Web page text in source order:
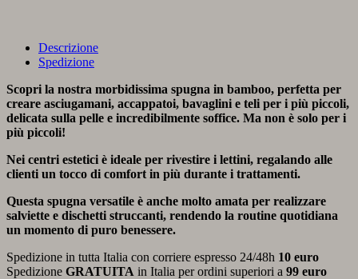
Descrizione
Spedizione
Scopri la nostra morbidissima spugna in bamboo, perfetta per
creare asciugamani, accappatoi, bavaglini e teli per i più piccoli,
delicata sulla pelle e incredibilmente soffice. Ma non è solo per i
più piccoli!
Nei centri estetici è ideale per rivestire i lettini, regalando alle
clienti un tocco di comfort in più durante i trattamenti.
Questa spugna versatile è anche molto amata per realizzare
salviette e dischetti struccanti, rendendo la routine quotidiana
un momento di puro benessere.
Spedizione in tutta Italia con corriere espresso 24/48h 10 euro
Spedizione GRATUITA in Italia per ordini superiori a 99 euro